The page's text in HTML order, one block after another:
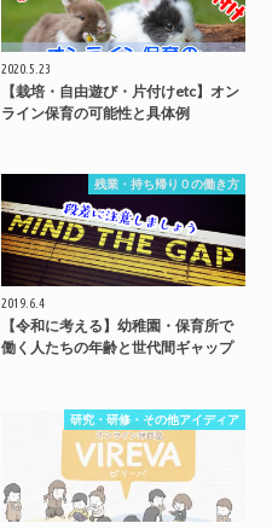
2020.5.23
【栽培・自由遊び・片付けetc】オン
ライン保育の可能性と具体例
残業・持ち帰り０の働き方
2019.6.4
【令和に考える】幼稚園・保育所で
働く人たちの年齢と世代間ギャップ
研究・研修・その他アイディア